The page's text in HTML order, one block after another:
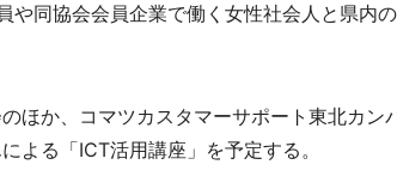
や同協会会員企業で働く女性社会人と県内
ほか、コマツカスタマーサポート東北カン
よる「ICT活用講座」を予定する。